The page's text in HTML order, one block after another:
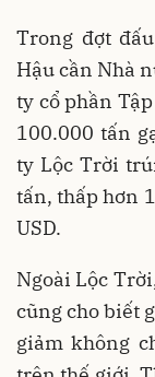
Trong đợt
Hậu cần Nhà
ty cổ phần
100.000 tấn
ty Lộc Trời
tấn, thấp hơn
USD.
Ngoài Lộc
cũng cho biết
giảm không